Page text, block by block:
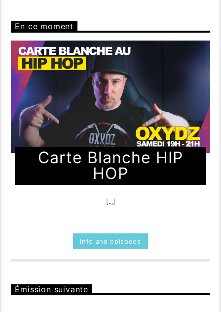
En ce moment
Carte Blanche HIP
HOP
[...]
Info and episodes
Émission suivante